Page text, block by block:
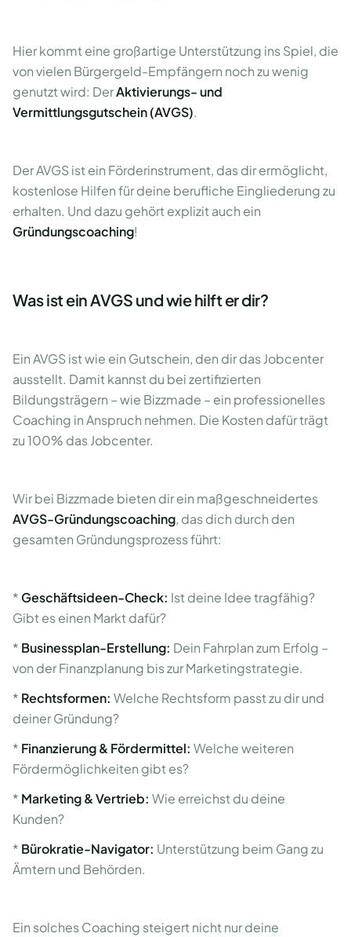
Hier kommt eine großartige Unterstützung ins Spiel, die
von vielen Bürgergeld-Empfängern noch zu wenig
genutzt wird: DerAktivierungs- und
Vermittlungsgutschein (AVGS).
Der AVGS ist ein Förderinstrument, das dir ermöglicht,
kostenlose Hilfen für deine berufliche Eingliederung zu
erhalten. Und dazu gehört explizit auch ein
Gründungscoaching!
Was ist ein AVGS und wie hilft er dir?
Ein AVGS ist wie ein Gutschein, den dir das Jobcenter
ausstellt. Damit kannst du bei zertifizierten
Bildungsträgern – wie Bizzmade – ein professionelles
Coaching in Anspruch nehmen. Die Kosten dafür trägt
zu 100% das Jobcenter.
Wir bei Bizzmade bieten dir ein maßgeschneidertes
AVGS-Gründungscoaching, das dich durch den
gesamten Gründungsprozess führt:
* Geschäftsideen-Check: Ist deine Idee tragfähig?
Gibt es einen Markt dafür?
* Businessplan-Erstellung: Dein Fahrplan zum Erfolg –
von der Finanzplanung bis zur Marketingstrategie.
* Rechtsformen: Welche Rechtsform passt zu dir und
deiner Gründung?
* Finanzierung & Fördermittel: Welche weiteren
Fördermöglichkeiten gibt es?
* Marketing & Vertrieb: Wie erreichst du deine
Kunden?
* Bürokratie-Navigator: Unterstützung beim Gang zu
Ämtern und Behörden.
Ein solches Coaching steigert nicht nur deine